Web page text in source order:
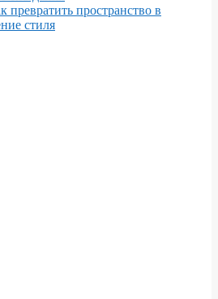
превратить пространство в
стиля